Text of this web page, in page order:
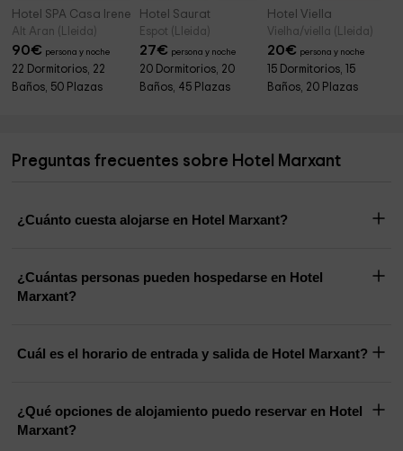
Hotel SPA Casa Irene
Alt Aran (Lleida)
90€ persona y noche
22 Dormitorios, 22
Baños, 50 Plazas
Hotel Saurat
Espot (Lleida)
27€ persona y noche
20 Dormitorios, 20
Baños, 45 Plazas
Hotel Viella
Vielha/viella (Lleida)
20€ persona y noche
15 Dormitorios, 15
Baños, 20 Plazas
Preguntas frecuentes sobre Hotel Marxant
¿Cuánto cuesta alojarse en Hotel Marxant?
¿Cuántas personas pueden hospedarse en Hotel
Marxant?
Cuál es el horario de entrada y salida de Hotel Marxant?
¿Qué opciones de alojamiento puedo reservar en Hotel
Marxant?